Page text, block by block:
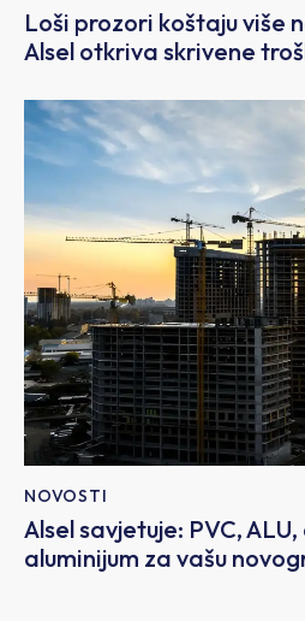
Loši prozori koštaju više
Alsel otkriva skrivene
NOVOSTI
Alsel savjetuje: PVC,
aluminijum za vašu